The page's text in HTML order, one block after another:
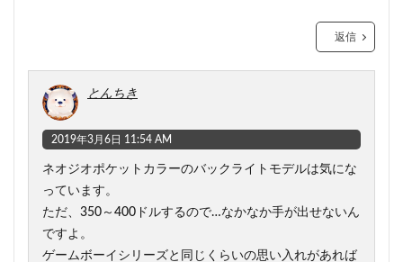
返信
とんちき
2019年3月6日 11:54 AM
ネオジオポケットカラーのバックライトモデルは気にな
っています。
ただ、350～400ドルするので…なかなか手が出せないん
ですよ。
ゲームボーイシリーズと同じくらいの思い入れがあれば